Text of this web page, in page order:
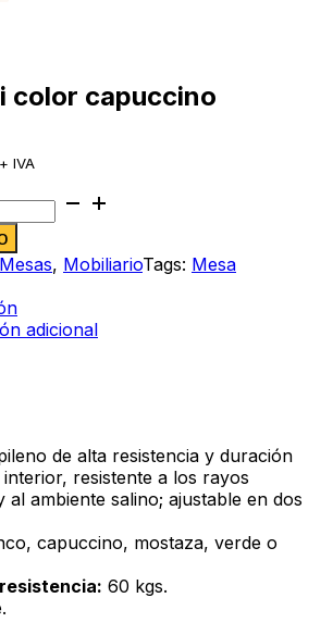
color capuccino
IVA
Mesas, MobiliarioTags: Mesa
adicional
de alta resistencia y duración
resistente a los rayos
al ambiente salino; ajustable en dos
capuccino, mostaza, verde o
60 kgs.